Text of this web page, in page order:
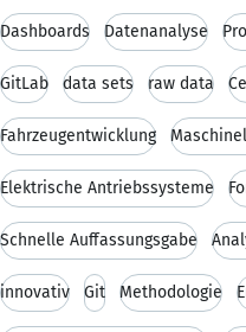
Dashboards Datenanalyse
GitLab data sets raw data
Fahrzeugentwicklung
Elektrische Antriebssysteme
Schnelle Auffassungsgabe
innovativ Git Methodologie